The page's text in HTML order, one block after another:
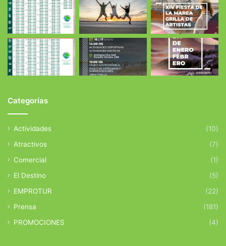
Categorías
Actividades
(10)
Atractivos
(7)
Comercial
(1)
El Destino
(5)
EMPROTUR
(22)
Prensa
(181)
PROMOCIONES
(4)